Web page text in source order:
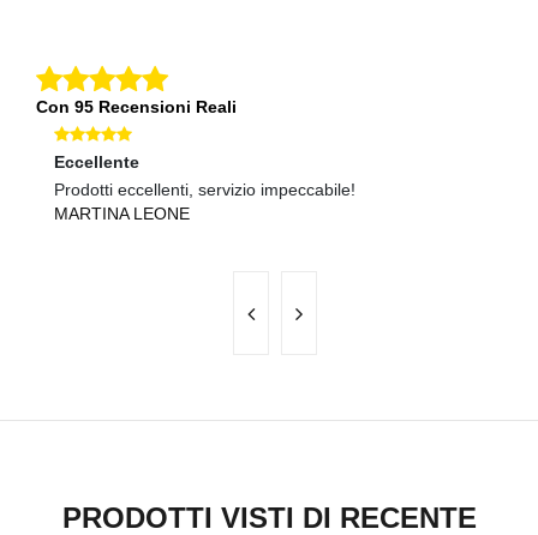
Con 95 Recensioni Reali
Eccellente
Prodotti eccellenti, servizio impeccabile!
MARTINA LEONE
PRODOTTI VISTI DI RECENTE